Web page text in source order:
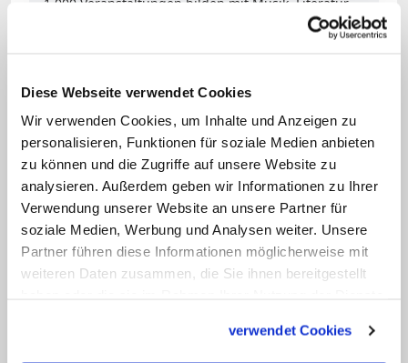
Diese Webseite verwendet Cookies
Wir verwenden Cookies, um Inhalte und Anzeigen zu
personalisieren, Funktionen für soziale Medien anbieten
zu können und die Zugriffe auf unsere Website zu
analysieren. Außerdem geben wir Informationen zu Ihrer
Verwendung unserer Website an unsere Partner für
soziale Medien, Werbung und Analysen weiter. Unsere
Partner führen diese Informationen möglicherweise mit
weiteren Daten zusammen, die Sie ihnen bereitgestellt
verwendet Cookies
bildende Kunst, Film, Theater und Kabarett den
Mit über 300 Veranstaltungen bildet das
Kulturprogramm einen eigenen
Schwerpunkt. Zu den Highlights zählt die
Uraufführung des Oratoriums "Ecce
homo" (Seht, da ist der Mensch) des
englischen Komponisten Sir Colin
greift das Rock-Oratorium "Daniel" von